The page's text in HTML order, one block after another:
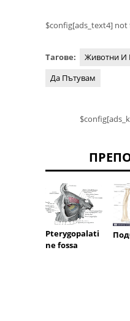
$config[ads_text4] not
Тагове: Животни И
Да Пътувам
Pterygopalati
ne fossa